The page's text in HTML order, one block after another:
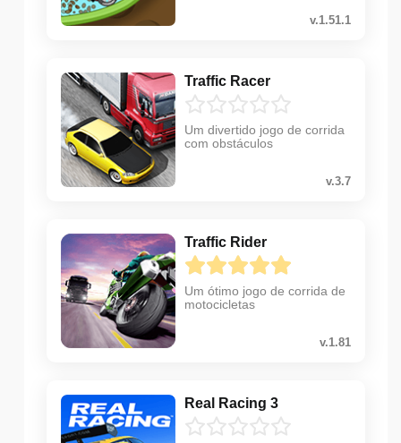
v.1.51.1
Traffic Racer
Um divertido jogo de corrida
com obstáculos
v.3.7
Traffic Rider
Um ótimo jogo de corrida de
motocicletas
v.1.81
Real Racing 3